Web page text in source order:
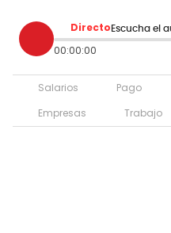
Directo Escucha el
00:00:00
Salarios Pago
Empresas
Trabajo